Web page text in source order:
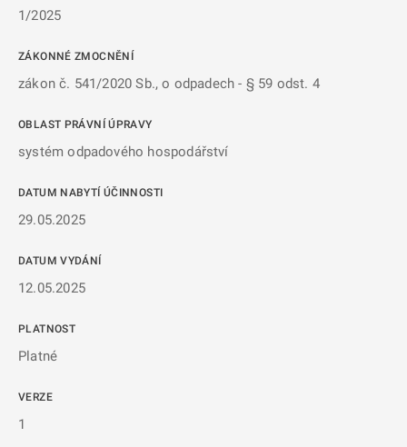
1/2025
ZÁKONNÉ ZMOCNĚNÍ
zákon č. 541/2020 Sb., o odpadech - § 59 odst. 4
OBLAST PRÁVNÍ ÚPRAVY
systém odpadového hospodářství
DATUM NABYTÍ ÚČINNOSTI
29.05.2025
DATUM VYDÁNÍ
12.05.2025
PLATNOST
Platné
VERZE
1